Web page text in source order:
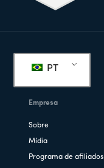
PT
Empresa
Sobre
Mídia
Programa de afiliados